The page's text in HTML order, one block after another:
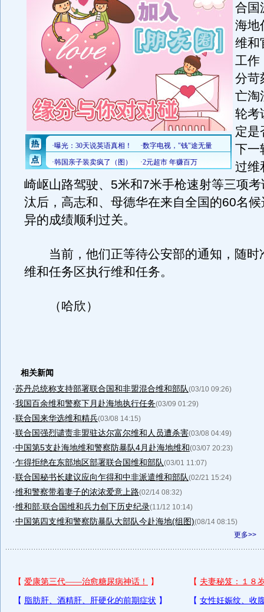
合国
海地
维和
工作
分苛
亡淘
轮考
定是
下一
过维
崎岖山路驾驶、5米和7米手枪速射等三项
汰后，高志和、母德华在来自全国的60名
异的成绩顺利过关。
当前，他们正等待公安部的通知，随时
维和任务区执行维和任务。
（哈欣）
相关新闻
·苏丹总统称支持部署联合国和非盟混合维和部队(03/10 09:26)
·我国百余维和警察下月赴海地执行任务(03/09 01:29)
·联合国来华选维和精兵(03/08 14:15)
·联合国强烈谴责非盟驻达尔富尔维和人员遭杀害(03/08 04:49)
·中国第5支赴海地维和警察防暴队4月赴海地维和(03/07 20:23)
·乍得拒绝在东部地区部署联合国维和部队(03/01 11:07)
·联合国秘书长建议应向乍得和中非派遣维和部队(02/21 15:24)
·维和警察带着妻子的浓浓爱意上路(02/14 08:32)
·维和部:联合国维和兵力创下历史纪录(11/12 10:14)
·中国第四支维和警察防暴队大部队今赴海地(组图)(08/14 08:15)
更多>>